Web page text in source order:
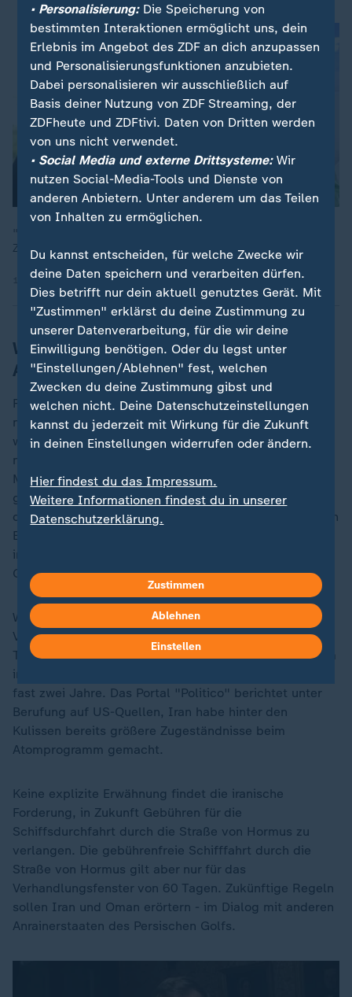
ZDF-Korrespondent Thomas Reichart.
16.06.2026 | 2:59 min
Wie steht es um das iranische
Atomprogramm?
Fragen rund um das iranische Atomprogramm sind
nahezu ausgespart. Die Islamische Republik
wiederholt in der Vereinbarung ihre offizielle Position,
niemals Atomwaffen zu produzieren. Die
Mindestmaßnahme sei eine Verdünnung des
gelagerten hochangereicherten Urans unter Aufsicht
der IAEA. Dieser Zusatz war laut CNN in einem früheren
Entwurf, auf den sich US-Präsident Trump und der
iranische Parlamentspräsident Mohammed Bagher
Ghalibaf geeinigt hatten, nicht aufgeführt.
Weitere Aspekte sollen in einer endgültigen
Vereinbarung geklärt werden. Der Zeitraum von 60
Tagen erscheint hierbei als knapp. Verhandlungen zum
in Wien geschlossenen Atomdeal von 2015 dauerten
fast zwei Jahre. Das Portal "Politico" berichtet unter
Berufung auf US-Quellen, Iran habe hinter den
Kulissen bereits größere Zugeständnisse beim
Atomprogramm gemacht.
Keine explizite Erwähnung findet die iranische
Forderung, in Zukunft Gebühren für die
Schiffsdurchfahrt durch die Straße von Hormus zu
verlangen. Die gebührenfreie Schifffahrt durch die
Straße von Hormus gilt aber nur für das
Verhandlungsfenster von 60 Tagen. Zukünftige Regeln
sollen Iran und Oman erörtern - im Dialog mit anderen
Anrainerstaaten des Persischen Golfs.
• Personalisierung:Die Speicherung von
bestimmten Interaktionen ermöglicht uns, dein
Erlebnis im Angebot des ZDF an dich anzupassen
und Personalisierungsfunktionen anzubieten.
Dabei personalisieren wir ausschließlich auf
Basis deiner Nutzung von ZDF Streaming, der
ZDFheute und ZDFtivi. Daten von Dritten werden
von uns nicht verwendet.
• Social Media und externe Drittsysteme:Wir
nutzen Social-Media-Tools und Dienste von
anderen Anbietern. Unter anderem um das Teilen
von Inhalten zu ermöglichen.
Du kannst entscheiden, für welche Zwecke wir
deine Daten speichern und verarbeiten dürfen.
Dies betrifft nur dein aktuell genutztes Gerät. Mit
"Zustimmen" erklärst du deine Zustimmung zu
unserer Datenverarbeitung, für die wir deine
Einwilligung benötigen. Oder du legst unter
"Einstellungen/Ablehnen" fest, welchen
Zwecken du deine Zustimmung gibst und
welchen nicht. Deine Datenschutzeinstellungen
kannst du jederzeit mit Wirkung für die Zukunft
in deinen Einstellungen widerrufen oder ändern.
Hier findest du das Impressum.
Weitere Informationen findest du in unserer
Datenschutzerklärung.
Zustimmen
Ablehnen
Einstellen